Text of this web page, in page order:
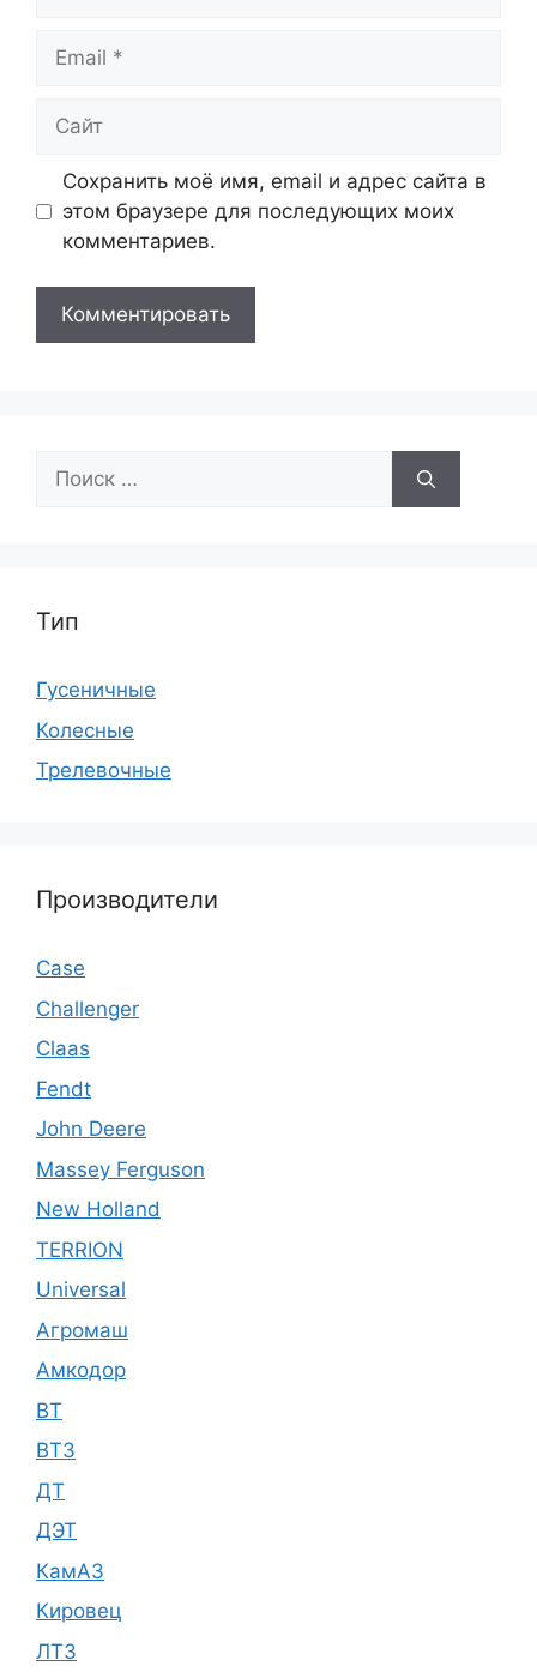
Сохранить моё имя, email и адрес сайта в
этом браузере для последующих моих
комментариев.
Поиск:
Тип
Гусеничные
Колесные
Трелевочные
Производители
Case
Challenger
Claas
Fendt
John Deere
Massey Ferguson
New Holland
TERRION
Universal
Агромаш
Амкодор
ВТ
ВТЗ
ДТ
ДЭТ
КамАЗ
Кировец
ЛТЗ